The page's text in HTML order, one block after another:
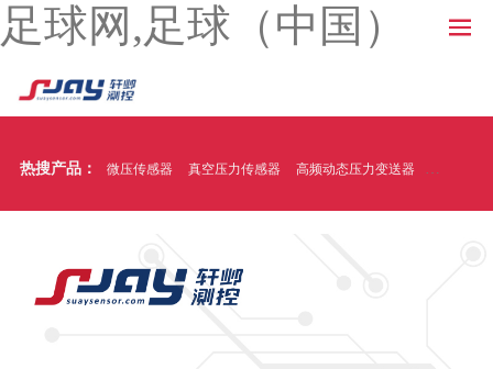
足球网,足球（中国）
热搜产品： 微压传感器 真空压力传感器 高频动态压力变送器 温压一体